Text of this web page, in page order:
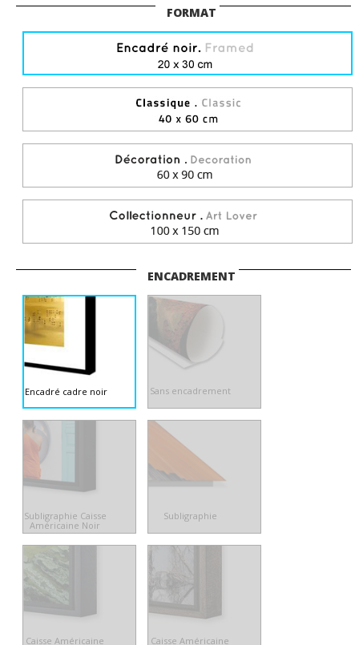
FORMAT
ENCADREMENT
Encadré cadre noir Sans encadrement
Subligraphie Caisse
Américaine Noir
Subligraphie
Caisse Américaine
Caisse Américaine